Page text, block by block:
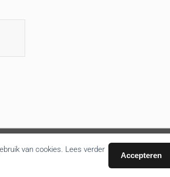
van cookies. Lees verder
Accepteren